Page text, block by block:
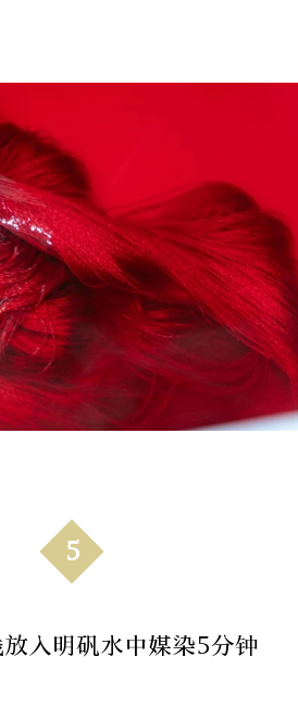
5
入明矾水中媒染5分钟